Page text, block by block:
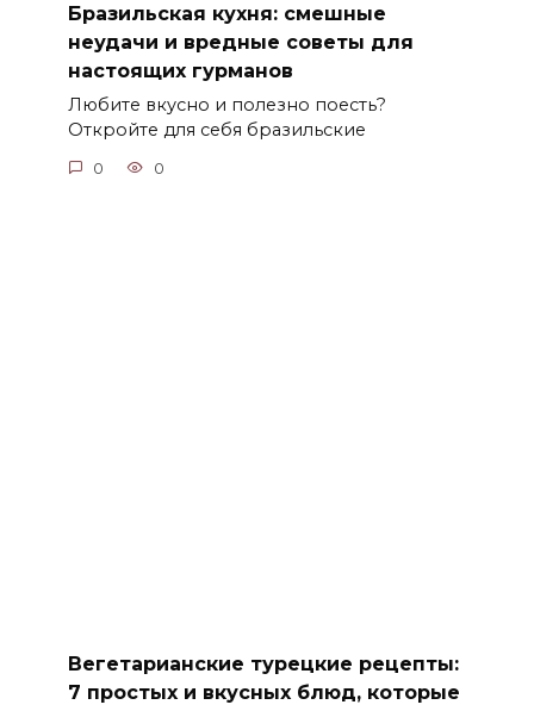
Бразильская кухня: смешные
неудачи и вредные советы для
настоящих гурманов
Любите вкусно и полезно поесть?
Откройте для себя бразильские
0 0
Вегетарианские турецкие рецепты:
7 простых и вкусных блюд, которые